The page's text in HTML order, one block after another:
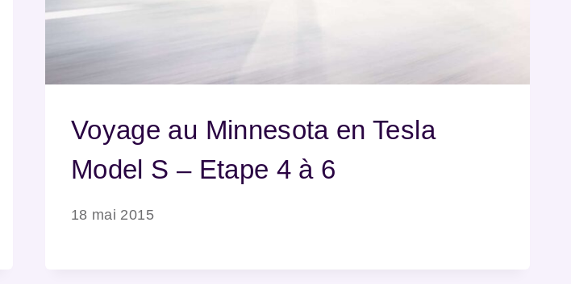
Voyage au Minnesota en Tesla
Model S – Etape 4 à 6
18 mai 2015